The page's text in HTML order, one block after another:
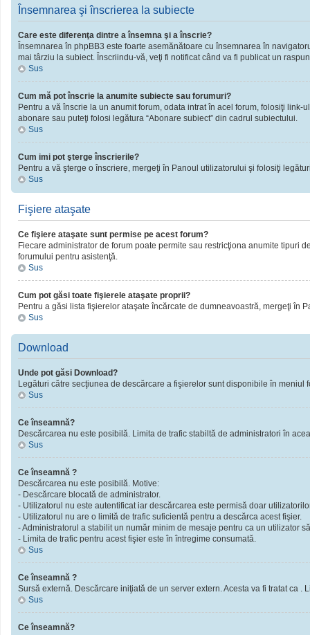
Însemnarea şi înscrierea la subiecte
Care este diferenţa dintre a însemna şi a înscrie?
Însemnarea în phpBB3 este foarte asemănătoare cu însemnarea în
mai târziu la subiect. Înscriindu-vă, veţi fi notificat când va fi publicat un
Sus
Cum mă pot înscrie la anumite subiecte sau forumuri?
Pentru a vă înscrie la un anumit forum, odata intrat în acel forum, folosiţi
abonare sau puteţi folosi legătura “Abonare subiect” din cadrul subiectului.
Sus
Cum imi pot şterge înscrierile?
Pentru a vă şterge o înscriere, mergeţi în Panoul utilizatorului şi folosiţi
Sus
Fişiere ataşate
Ce fişiere ataşate sunt permise pe acest forum?
Fiecare administrator de forum poate permite sau restricţiona anumite tipuri
forumului pentru asistenţă.
Sus
Cum pot găsi toate fişierele ataşate proprii?
Pentru a găsi lista fişierelor ataşate încărcate de dumneavoastră, mergeţi în
Sus
Download
Unde pot găsi Download?
Legături către secţiunea de descărcare a fişierelor sunt disponibile în meniul
Sus
Ce înseamnă?
Descărcarea nu este posibilă. Limita de trafic stabiltă de administratori în
Sus
Ce înseamnă ?
Descărcarea nu este posibilă. Motive:
- Descărcare blocată de administrator.
- Utilizatorul nu este autentificat iar descărcarea este permisă doar
- Utilizatorul nu are o limită de trafic suficientă pentru a descărca acest fişier.
- Administratorul a stabilit un număr minim de mesaje pentru ca un utilizator
- Limita de trafic pentru acest fişier este în întregime consumată.
Sus
Ce înseamnă ?
Sursă externă. Descărcare iniţiată de un server extern. Acesta va fi tratat ca
Sus
Ce înseamnă?